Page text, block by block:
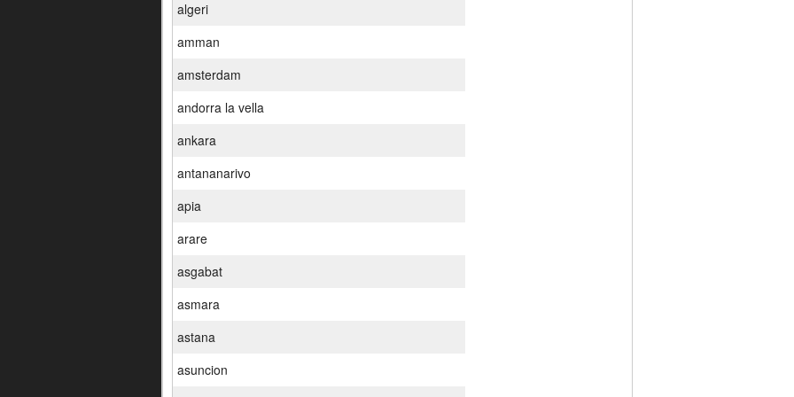
algeri
amman
amsterdam
andorra la vella
ankara
antananarivo
apia
arare
asgabat
asmara
astana
asuncion